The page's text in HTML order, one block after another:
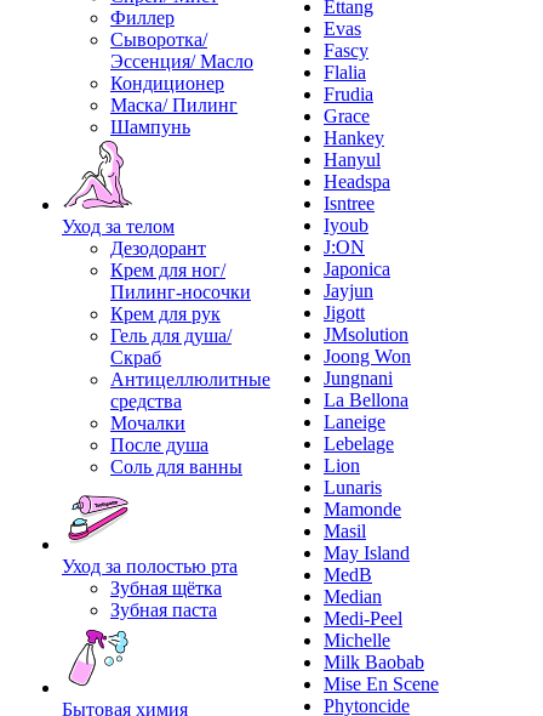
Филлер
Сыворотка/
Эссенция/ Масло
Кондиционер
Маска/ Пилинг
Шампунь
Уход за телом
Дезодорант
Крем для ног/
Пилинг-носочки
Крем для рук
Гель для душа/
Скраб
Антицеллюлитные
средства
Мочалки
После душа
Соль для ванны
Уход за полостью рта
Зубная щётка
Зубная паста
Бытовая химия
Ettang
Evas
Fascy
Flalia
Frudia
Grace
Hankey
Hanyul
Headspa
Isntree
Iyoub
J:ON
Japonica
Jayjun
Jigott
JMsolution
Joong Won
Jungnani
La Bellona
Laneige
Lebelage
Lion
Lunaris
Mamonde
Masil
May Island
MedB
Median
Medi-Peel
Michelle
Milk Baobab
Mise En Scene
Phytoncide